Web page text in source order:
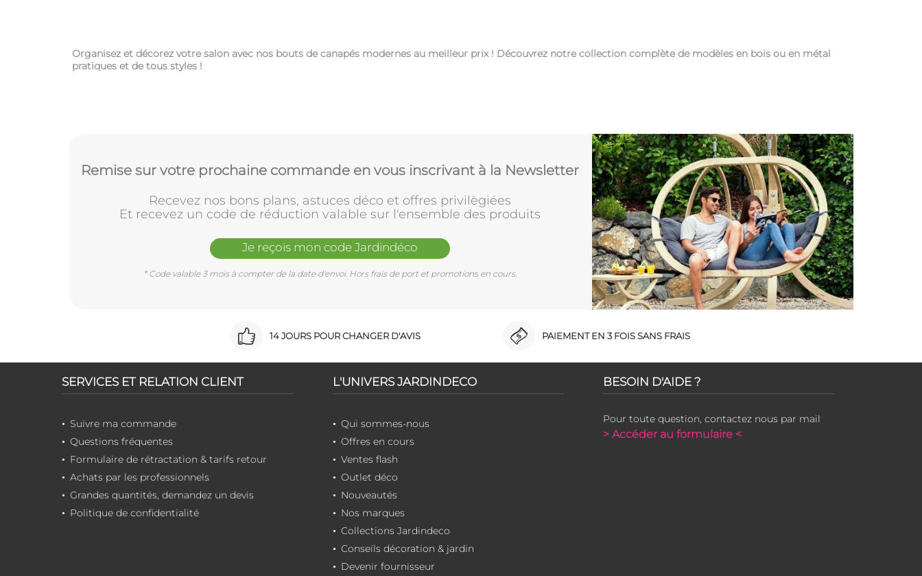
Organisez et décorez votre salon avec nos bouts de canapés modernes au meilleur prix ! Découvrez notre collection complète de modèles en bois ou en métal
pratiques et de tous styles !
Remise sur votre prochaine commande en vous inscrivant à la Newsletter
Recevez nos bons plans, astuces déco et offres privilègiées
Et recevez un code de réduction valable sur l'ensemble des produits
Je reçois mon code Jardindéco
* Code valable 3 mois à compter de la date d'envoi. Hors frais de port et promotions en cours.
14 JOURS POUR CHANGER D'AVIS PAIEMENT EN 3 FOIS SANS FRAIS
SERVICES ET RELATION CLIENT
Suivre ma commande
Questions fréquentes
Formulaire de rétractation & tarifs retour
Achats par les professionnels
Grandes quantités, demandez un devis
Politique de confidentialité
L'UNIVERS JARDINDECO
Qui sommes-nous
Offres en cours
Ventes flash
Outlet déco
Nouveautés
Nos marques
Collections Jardindeco
Conseils décoration & jardin
Devenir fournisseur
BESOIN D'AIDE ?
Pour toute question, contactez nous par mail
> Accéder au formulaire <